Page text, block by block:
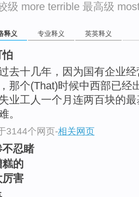
级 more terrible 最高级
释义 专业释义 英英释义
去十几年，因为国有企业
那个(That)时候中西部已经
业工人一个月连两百块的
。
3144个网页-相关网页
不忍睹
糕的
厉害